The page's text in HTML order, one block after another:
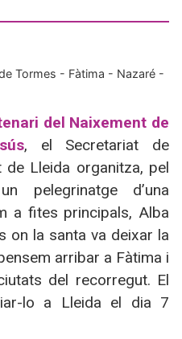
Tormes - Fàtima - Nazaré -
del Naixement de
, el Secretariat de
de Lleida organitza, pel
pelegrinatge d’una
a fites principals, Alba
on la santa va deixar la
arribar a Fàtima i
del recorregut. El
lo a Lleida el dia 7